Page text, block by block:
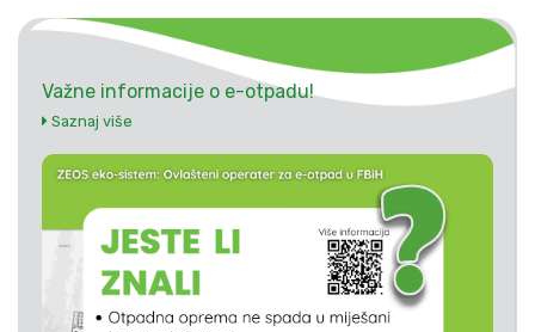
Važne informacije o e-otpadu!
Saznaj više